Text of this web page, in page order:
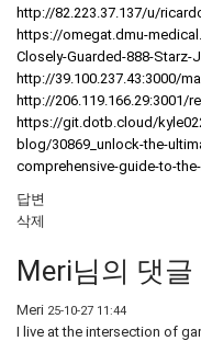
http://82.223.37.137/u/
https://omegat.dmu-
Closely-Guarded-888-Starz-
http://39.100.237.43:3000/
http://206.119.166.29:3001/
https://git.dotb.cloud/
blog/30869_unlock-the-
comprehensive-guide-to-
답변
삭제
Meri님의 댓글
Meri 25-10-27 11:44
I live at the intersection of